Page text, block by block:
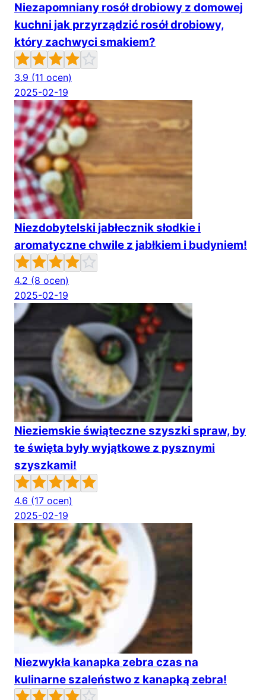
Niezapomniany rosół drobiowy z domowej
kuchni jak przyrządzić rosół drobiowy,
który zachwyci smakiem?
3.9 (11 ocen)
2025-02-19
Niezdobytelski jabłecznik słodkie i
aromatyczne chwile z jabłkiem i budyniem!
4.2 (8 ocen)
2025-02-19
Nieziemskie świąteczne szyszki spraw, by
te święta były wyjątkowe z pysznymi
szyszkami!
4.6 (17 ocen)
2025-02-19
Niezwykła kanapka zebra czas na
kulinarne szaleństwo z kanapką zebra!